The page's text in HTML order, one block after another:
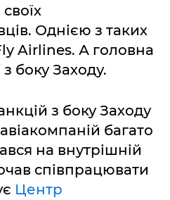
Однією з таких
Airlines. А головна
боку Заходу.
з боку Заходу
багато
на внутрішній
співпрацювати
Центр